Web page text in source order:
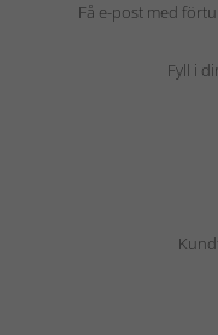
Få e-post med
Fyll i